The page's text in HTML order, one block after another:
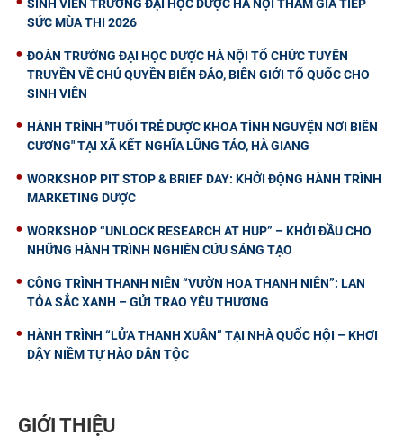
SINH VIÊN TRƯỜNG ĐẠI HỌC DƯỢC HÀ NỘI THAM GIA TIẾP
SỨC MÙA THI 2026
ĐOÀN TRƯỜNG ĐẠI HỌC DƯỢC HÀ NỘI TỔ CHỨC TUYÊN
TRUYỀN VỀ CHỦ QUYỀN BIỂN ĐẢO, BIÊN GIỚI TỔ QUỐC CHO
SINH VIÊN
HÀNH TRÌNH "TUỔI TRẺ DƯỢC KHOA TÌNH NGUYỆN NƠI BIÊN
CƯƠNG" TẠI XÃ KẾT NGHĨA LŨNG TÁO, HÀ GIANG
WORKSHOP PIT STOP & BRIEF DAY: KHỞI ĐỘNG HÀNH TRÌNH
MARKETING DƯỢC
WORKSHOP “UNLOCK RESEARCH AT HUP” – KHỞI ĐẦU CHO
NHỮNG HÀNH TRÌNH NGHIÊN CỨU SÁNG TẠO
CÔNG TRÌNH THANH NIÊN “VƯỜN HOA THANH NIÊN”: LAN
TỎA SẮC XANH – GỬI TRAO YÊU THƯƠNG
HÀNH TRÌNH “LỬA THANH XUÂN” TẠI NHÀ QUỐC HỘI – KHƠI
DẬY NIỀM TỰ HÀO DÂN TỘC
GIỚI THIỆU